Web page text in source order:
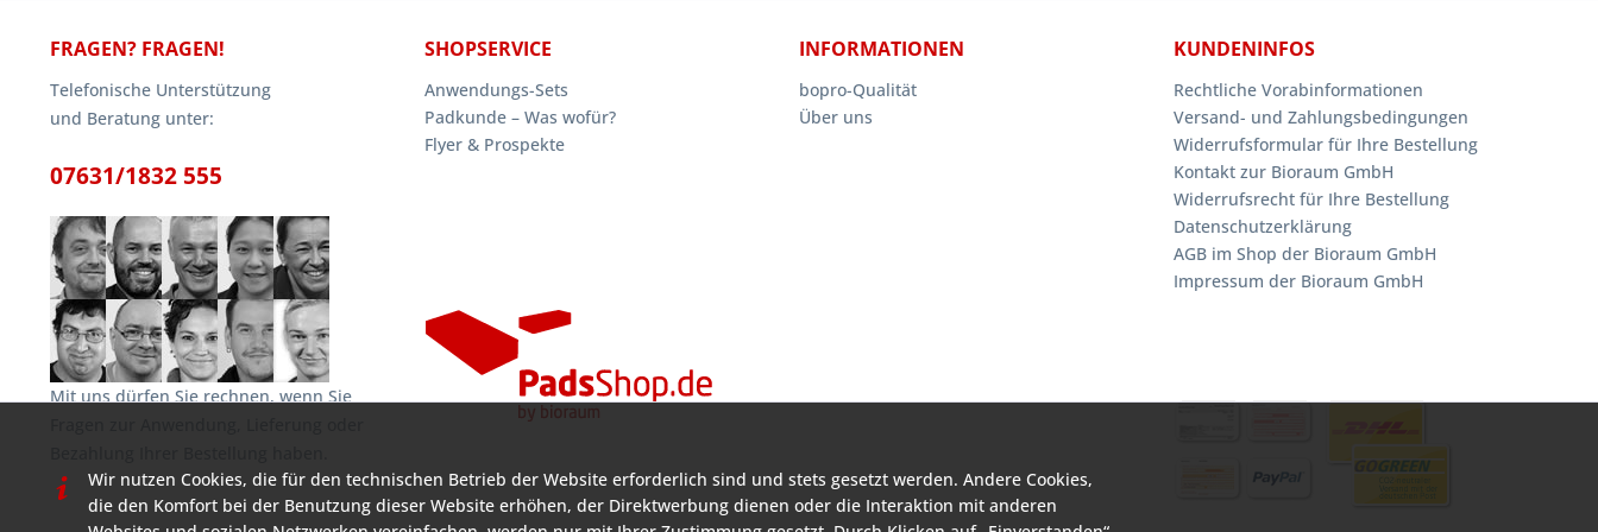
FRAGEN? FRAGEN!
Telefonische Unterstützung
und Beratung unter:
07631/1832 555
Mit uns dürfen Sie rechnen, wenn Sie
SHOPSERVICE
Anwendungs-Sets
Padkunde – Was wofür?
Flyer & Prospekte
INFORMATIONEN
bopro-Qualität
Über uns
KUNDENINFOS
Rechtliche Vorabinformationen
Versand- und Zahlungsbedingungen
Widerrufsformular für Ihre Bestellung
Kontakt zur Bioraum GmbH
Widerrufsrecht für Ihre Bestellung
Datenschutzerklärung
AGB im Shop der Bioraum GmbH
Impressum der Bioraum GmbH
Wir nutzen Cookies, die für den technischen Betrieb der Website erforderlich sind und stets gesetzt werden. Andere Cookies,
die den Komfort bei der Benutzung dieser Website erhöhen, der Direktwerbung dienen oder die Interaktion mit anderen